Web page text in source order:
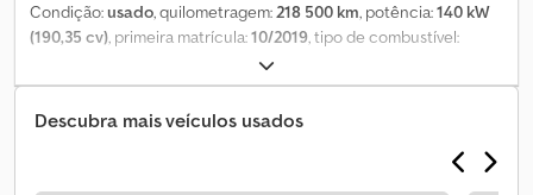
Condição:usado, quilometragem:218 500 km, potência:140 kW
(190,35 cv), primeira matrícula:10/2019, tipo de combustível:
branco
automático, classe de emissão:Euro 6, número de lugares:2,
comprimento total:
5 330 mm , largura total:
centralizado, programa eletrónico de estabilidade (ESP),
sistema de navegação, Procura um modelo diferente, um motor
Descubra mais veículos usados